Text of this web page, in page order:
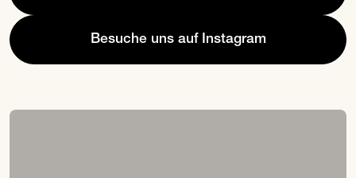
Besuche uns auf Instagram
(Öffnet in neuem Tab)